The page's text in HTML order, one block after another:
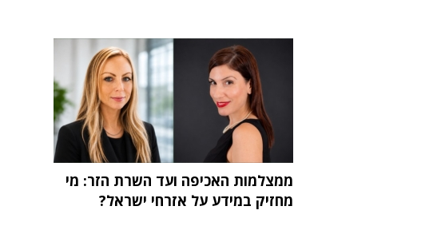
ממצלמות האכיפה ועד השרת הזר: מי
מחזיק במידע על אזרחי ישראל?